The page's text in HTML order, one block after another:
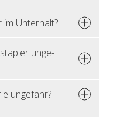
Un­ter­halt?
un­ge­
un­ge­fähr?